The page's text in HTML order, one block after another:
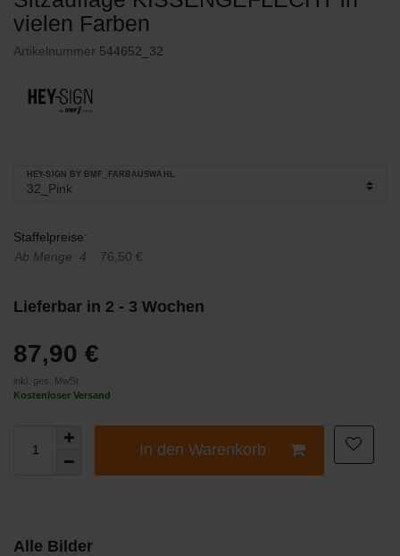
vielen Farben
Artikelnummer 544652_32
HEY-SIGN BY BMF_FARBAUSWAHL
Staffelpreise:
Ab Menge: 4
76,50 €
Lieferbar in 2 - 3 Wochen
87,90 €
inkl. ges. MwSt
Kostenloser Versand
In den Warenkorb
Alle Bilder